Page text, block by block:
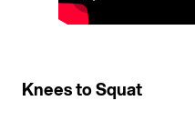
Knees to Squat